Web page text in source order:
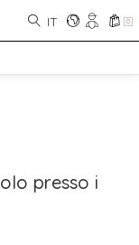
IT 0
presso i